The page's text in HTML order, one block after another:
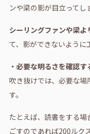
ンや梁の影が目立ってし
シーリングファンや梁
て、影ができないように
・必要な明るさを確認す
吹き抜けでは、必要な
す。
たとえば、読書をする
ごすのであれば200ルク